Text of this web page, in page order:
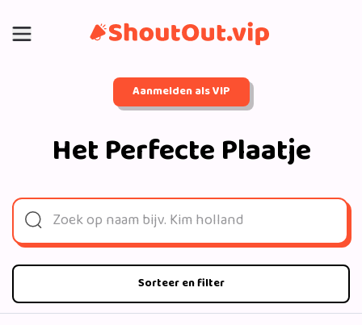
Aanmelden als VIP
Het Perfecte Plaatje
Sorteer en filter